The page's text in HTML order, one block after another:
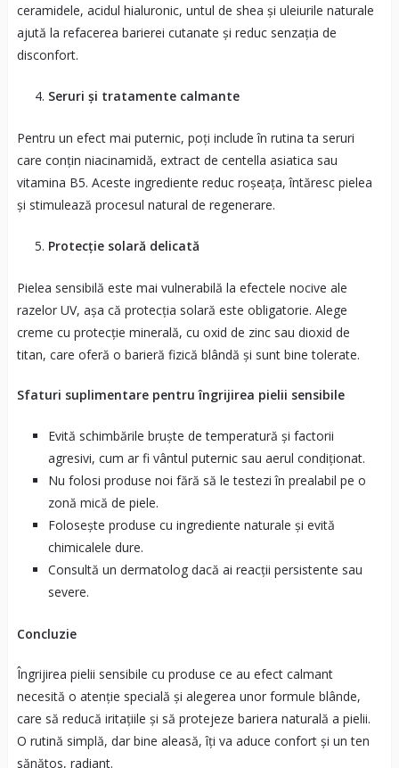
ceramidele, acidul hialuronic, untul de shea și uleiurile naturale
ajută la refacerea barierei cutanate și reduc senzația de
disconfort.
Seruri și tratamente calmante
Pentru un efect mai puternic, poți include în rutina ta seruri
care conțin niacinamidă, extract de centella asiatica sau
vitamina B5. Aceste ingrediente reduc roșeața, întăresc pielea
și stimulează procesul natural de regenerare.
Protecție solară delicată
Pielea sensibilă este mai vulnerabilă la efectele nocive ale
razelor UV, așa că protecția solară este obligatorie. Alege
creme cu protecție minerală, cu oxid de zinc sau dioxid de
titan, care oferă o barieră fizică blândă și sunt bine tolerate.
Sfaturi suplimentare pentru îngrijirea pielii sensibile
Evită schimbările bruște de temperatură și factorii
agresivi, cum ar fi vântul puternic sau aerul condiționat.
Nu folosi produse noi fără să le testezi în prealabil pe o
zonă mică de piele.
Folosește produse cu ingrediente naturale și evită
chimicalele dure.
Consultă un dermatolog dacă ai reacții persistente sau
severe.
Concluzie
Îngrijirea pielii sensibile cu produse ce au efect calmant
necesită o atenție specială și alegerea unor formule blânde,
care să reducă iritațiile și să protejeze bariera naturală a pielii.
O rutină simplă, dar bine aleasă, îți va aduce confort și un ten
sănătos, radiant.